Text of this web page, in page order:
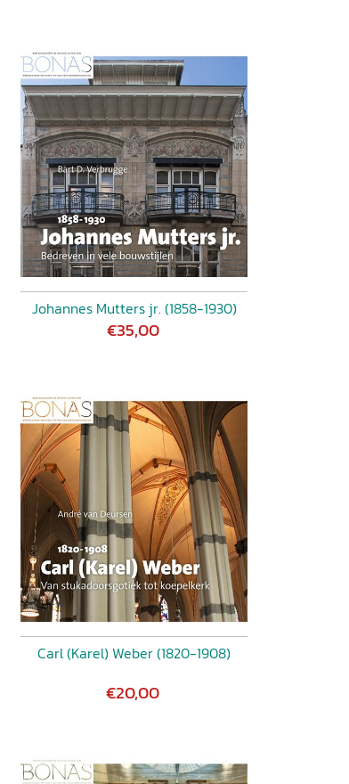
Johannes Mutters jr. (1858-1930)
€35,00
Carl (Karel) Weber (1820-1908)
€20,00